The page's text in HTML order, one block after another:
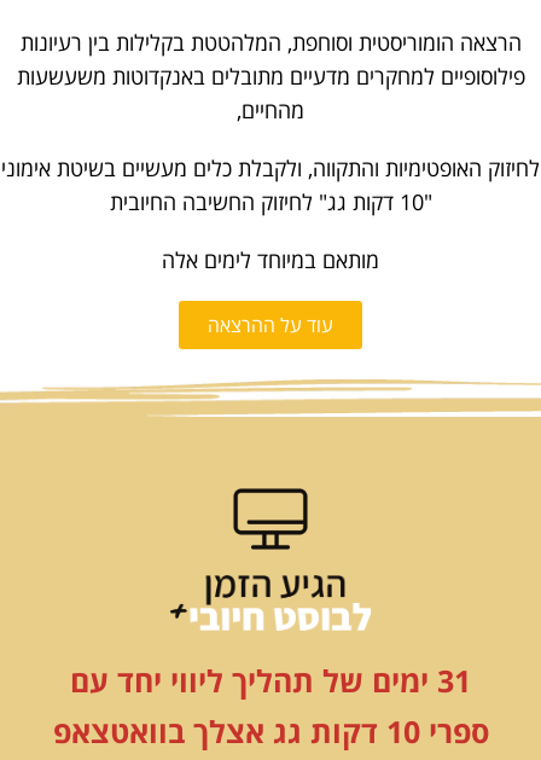
הרצאה הומוריסטית וסוחפת, המלהטטת בקלילות בין רעיונות
פילוסופיים למחקרים מדעיים מתובלים באנקדוטות משעשעות
מהחיים,
לחיזוק האופטימיות והתקווה, ולקבלת כלים מעשיים בשיטת אימוני
"10 דקות גג" לחיזוק החשיבה החיובית
מותאם במיוחד לימים אלה
עוד על ההרצאה
31 ימים של תהליך ליווי יחד עם
ספרי 10 דקות גג אצלך בוואטצאפ